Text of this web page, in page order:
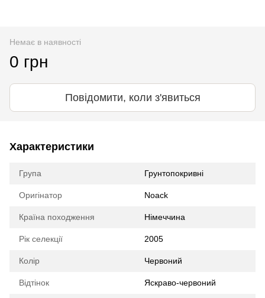
Немає в наявності
0 грн
Повідомити, коли з'явиться
Характеристики
Група Грунтопокривні
Оригінатор Noack
Країна походження Німеччина
Рік селекції 2005
Колір Червоний
Відтінок Яскраво-червоний